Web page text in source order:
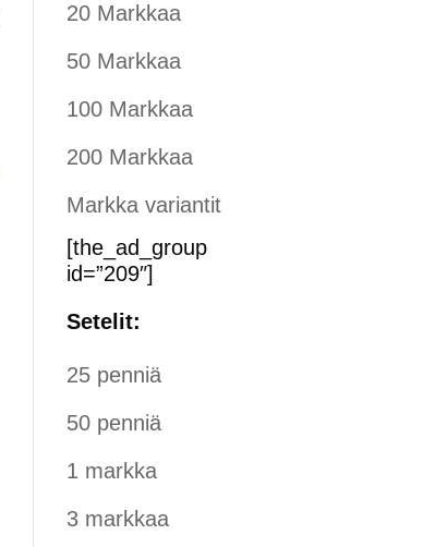
20 Markkaa
50 Markkaa
100 Markkaa
200 Markkaa
Markka variantit
[the_ad_group
id=”209″]
Setelit:
25 penniä
50 penniä
1 markka
3 markkaa